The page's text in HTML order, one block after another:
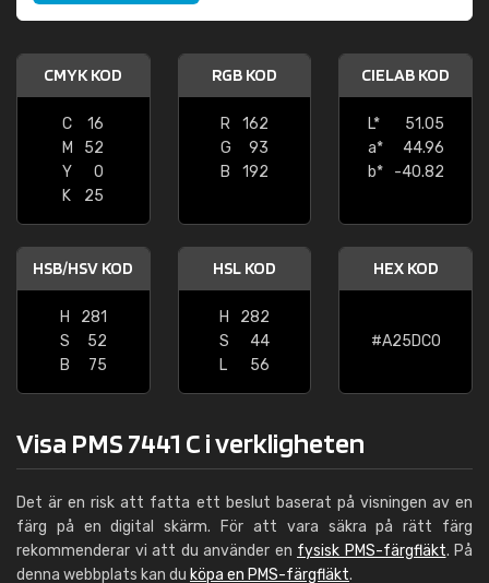
CMYK KOD
C
16
M
52
Y
0
K
25
RGB KOD
R
162
G
93
B
192
CIELAB KOD
L*
51.05
a*
44.96
b*
-40.82
HSB/HSV KOD
H
281
S
52
B
75
HSL KOD
H
282
S
44
L
56
HEX KOD
#A25DC0
Visa PMS 7441 C i verkligheten
Det är en risk att fatta ett beslut baserat på visningen av en
färg på en digital skärm. För att vara säkra på rätt färg
rekommenderar vi att du använder en fysisk PMS-färgfläkt. På
denna webbplats kan du köpa en PMS-färgfläkt.